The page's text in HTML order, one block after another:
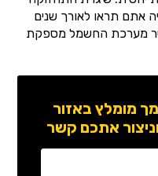
אתם תראו לאורך שנים
מערכת החשמל מספקת
מומלץ באזור
אתכם קשר